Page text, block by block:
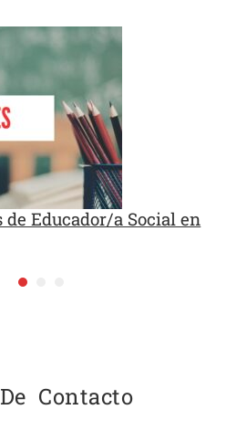
de Educador/a Social en
Contacto